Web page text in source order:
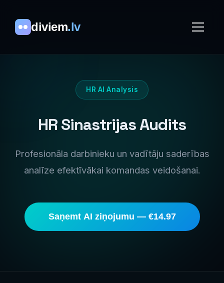
diviem.lv
HR AI Analysis
HR Sinastrijas Audits
Profesionāla darbinieku un vadītāju saderības
analīze efektīvākai komandas veidošanai.
Saņemt AI ziņojumu — €14.97